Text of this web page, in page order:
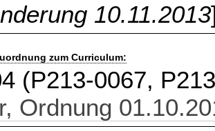
10.11.2013
zum Curriculum:
(P213-0067,
Ordnung